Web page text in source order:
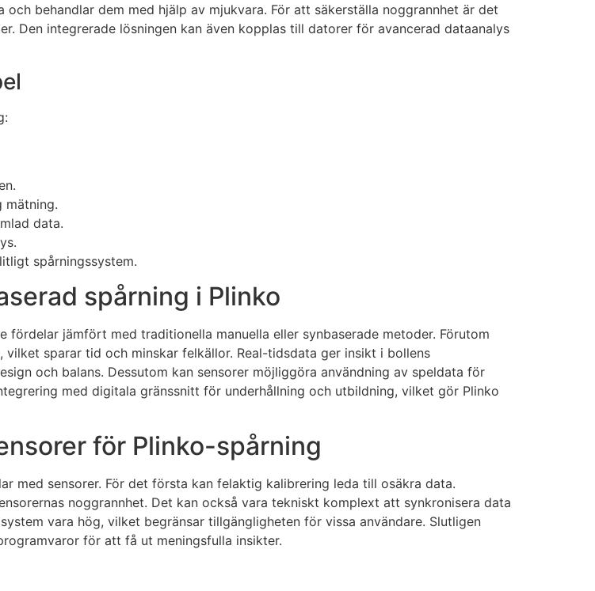
behandlar dem med hjälp av mjukvara. För att säkerställa noggrannhet är det
Den integrerade lösningen kan även kopplas till datorer för avancerad dataanalys
mätning.
data.
spårningssystem.
spårning i Plinko
jämfört med traditionella manuella eller synbaserade metoder. Förutom
sparar tid och minskar felkällor. Real-tidsdata ger insikt i bollens
och balans. Dessutom kan sensorer möjliggöra användning av speldata för
med digitala gränssnitt för underhållning och utbildning, vilket gör Plinko
för Plinko-spårning
med sensorer. För det första kan felaktig kalibrering leda till osäkra data.
noggrannhet. Det kan också vara tekniskt komplext att synkronisera data
vara hög, vilket begränsar tillgängligheten för vissa användare. Slutligen
för att få ut meningsfulla insikter.